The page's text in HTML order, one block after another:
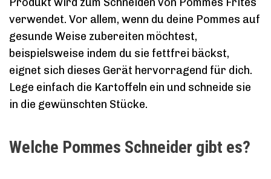
verwendet. Vor allem, wenn du deine Pommes auf
gesunde Weise zubereiten möchtest,
beispielsweise indem du sie fettfrei bäckst,
eignet sich dieses Gerät hervorragend für dich.
Lege einfach die Kartoffeln ein und schneide sie
in die gewünschten Stücke.
Welche Pommes Schneider gibt es?